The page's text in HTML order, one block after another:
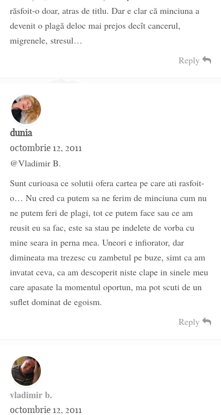
răsfoit-o doar, atras de titlu. Dar e clar că minciuna a
devenit o plagă deloc mai prejos decît cancerul,
migrenele, stresul…
Reply
dunia
octombrie 12, 2011
@Vladimir B.
Sunt curioasa ce solutii ofera cartea pe care ati rasfoit-
o… Nu cred ca putem sa ne ferim de minciuna cum nu
ne putem feri de plagi, tot ce putem face sau ce am
reusit eu sa fac, este sa stau pe indelete de vorba cu
mine seara in perna mea. Uneori e infiorator, dar
dimineata ma trezesc cu zambetul pe buze, simt ca am
invatat ceva, ca am descoperit niste clape in sinele meu
care apasate la momentul oportun, ma pot scuti de un
suflet dominat de egoism.
Reply
vladimir b.
octombrie 12, 2011